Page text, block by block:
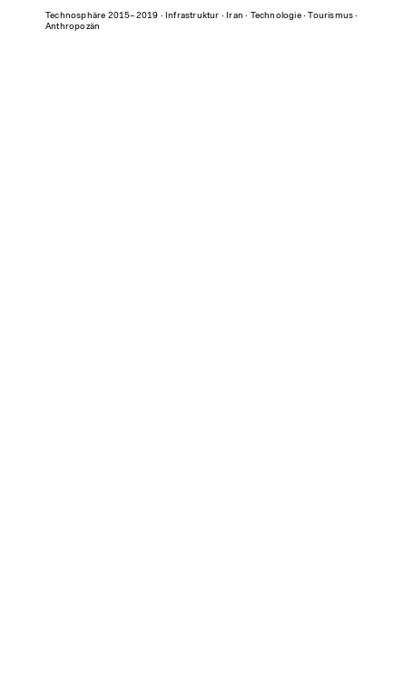
Technosphäre 2015–2019 ∙Infrastruktur ∙Iran ∙ Technologie∙ Tourismus ∙
Anthropozän